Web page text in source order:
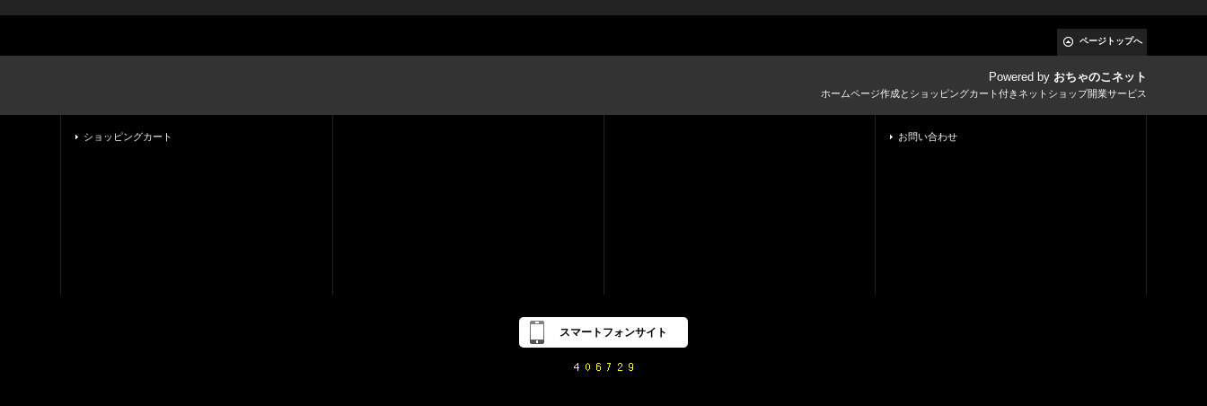
ページトップへ
Powered by おちゃのこネット
ホームページ作成とショッピングカート付きネットショップ開業サービス
ショッピングカート お問い合わせ
スマートフォンサイト